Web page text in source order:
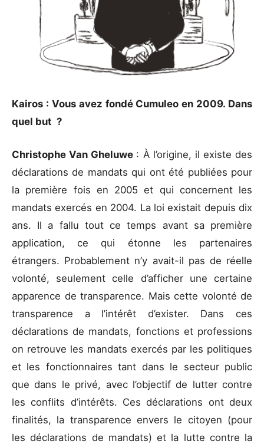
Kairos : Vous avez fondé Cumuleo en 2009. Dans
quel but ?
Christophe Van Gheluwe : À l’origine, il existe des
déclarations de mandats qui ont été publiées pour
la première fois en 2005 et qui concernent les
mandats exercés en 2004. La loi existait depuis dix
ans. Il a fallu tout ce temps avant sa première
application, ce qui étonne les partenaires
étrangers. Probablement n’y avait-il pas de réelle
volonté, seulement celle d’afficher une certaine
apparence de transparence. Mais cette volonté de
transparence a l’intérêt d’exister. Dans ces
déclarations de mandats, fonctions et professions
on retrouve les mandats exercés par les politiques
et les fonctionnaires tant dans le secteur public
que dans le privé, avec l’objectif de lutter contre
les conflits d’intérêts. Ces déclarations ont deux
finalités, la transparence envers le citoyen (pour
les déclarations de mandats) et la lutte contre la